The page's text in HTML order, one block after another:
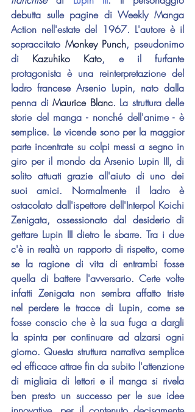
debutta sulle pagine di Weekly Manga
Action nell'estate del 1967. L'autore è il
sopraccitato Monkey Punch, pseudonimo
di Kazuhiko Kato, e il furfante
protagonista è una reinterpretazione del
ladro francese Arsenio Lupin, nato dalla
penna di Maurice Blanc. La struttura delle
storie del manga - nonché dell'anime - è
semplice. Le vicende sono per la maggior
parte incentrate su colpi messi a segno in
giro per il mondo da Arsenio Lupin III, di
solito attuati grazie all'aiuto di uno dei
suoi amici. Normalmente il ladro è
ostacolato dall'ispettore dell'Interpol Koichi
Zenigata, ossessionato dal desiderio di
gettare Lupin III dietro le sbarre. Tra i due
c'è in realtà un rapporto di rispetto, come
se la ragione di vita di entrambi fosse
quella di battere l'avversario. Certe volte
infatti Zenigata non sembra affatto triste
nel perdere le tracce di Lupin, come se
fosse conscio che è la sua fuga a dargli
la spinta per continuare ad alzarsi ogni
giorno. Questa struttura narrativa semplice
ed efficace attrae fin da subito l'attenzione
di migliaia di lettori e il manga si rivela
ben presto un successo per le sue idee